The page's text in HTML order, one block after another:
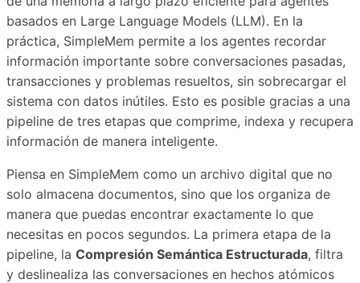
basados en Large Language Models (LLM). En la
práctica, SimpleMem permite a los agentes recordar
información importante sobre conversaciones pasadas,
transacciones y problemas resueltos, sin sobrecargar el
sistema con datos inútiles. Esto es posible gracias a una
pipeline de tres etapas que comprime, indexa y recupera
información de manera inteligente.
Piensa en SimpleMem como un archivo digital que no
solo almacena documentos, sino que los organiza de
manera que puedas encontrar exactamente lo que
necesitas en pocos segundos. La primera etapa de la
pipeline, la Compresión Semántica Estructurada, filtra
y deslinealiza las conversaciones en hechos atómicos